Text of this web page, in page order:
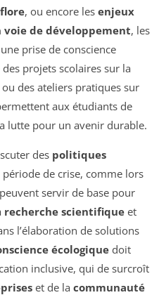
flore, ou encore les enjeux
voie de développement, les
prise de conscience
projets scolaires sur la
des ateliers pratiques sur
aux étudiants de
lutte pour un avenir durable.
des politiques
de crise, comme lors
servir de base pour
recherche scientifique et
l’élaboration de solutions
écologique doit
inclusive, qui de surcroît
et de la communauté